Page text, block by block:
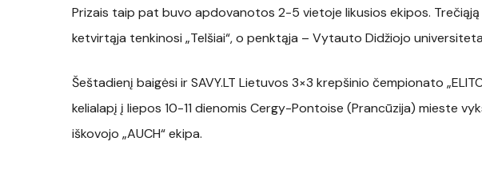
Prizais taip pat buvo apdovanotos 2-5 vietoje likusios ekipos. Trečiąją
ketvirtąja tenkinosi „Telšiai“, o penktąja – Vytauto Didžiojo
Šeštadienį baigėsi ir SAVY.LT Lietuvos 3×3 krepšinio čempionato
kelialapį į liepos 10-11 dienomis Cergy-Pontoise (Prancūzija) mieste
iškovojo „AUCH“ ekipa.